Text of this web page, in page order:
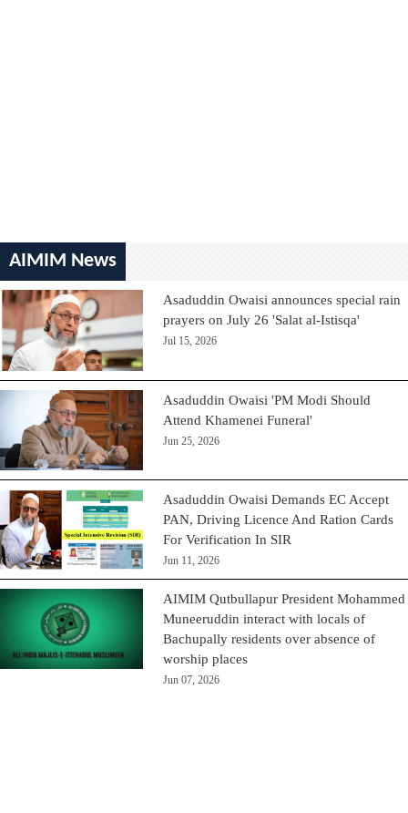
AIMIM News
Asaduddin Owaisi announces special rain
prayers on July 26 'Salat al-Istisqa'
Jul 15, 2026
Asaduddin Owaisi 'PM Modi Should
Attend Khamenei Funeral'
Jun 25, 2026
Asaduddin Owaisi Demands EC Accept
PAN, Driving Licence And Ration Cards
For Verification In SIR
Jun 11, 2026
AIMIM Qutbullapur President Mohammed
Muneeruddin interact with locals of
Bachupally residents over absence of
worship places
Jun 07, 2026